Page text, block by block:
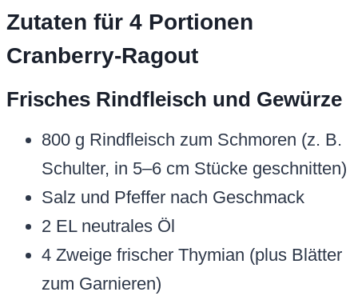
Zutaten für 4 Portionen
Cranberry-Ragout
Frisches Rindfleisch und Gewürze
800 g Rindfleisch zum Schmoren (z. B.
Schulter, in 5–6 cm Stücke geschnitten)
Salz und Pfeffer nach Geschmack
2 EL neutrales Öl
4 Zweige frischer Thymian (plus Blätter
zum Garnieren)